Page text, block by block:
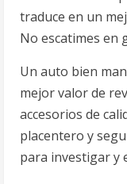
traduce en un
No escatimes en
Un auto bien
mejor valor de
accesorios de
placentero y
para investigar y